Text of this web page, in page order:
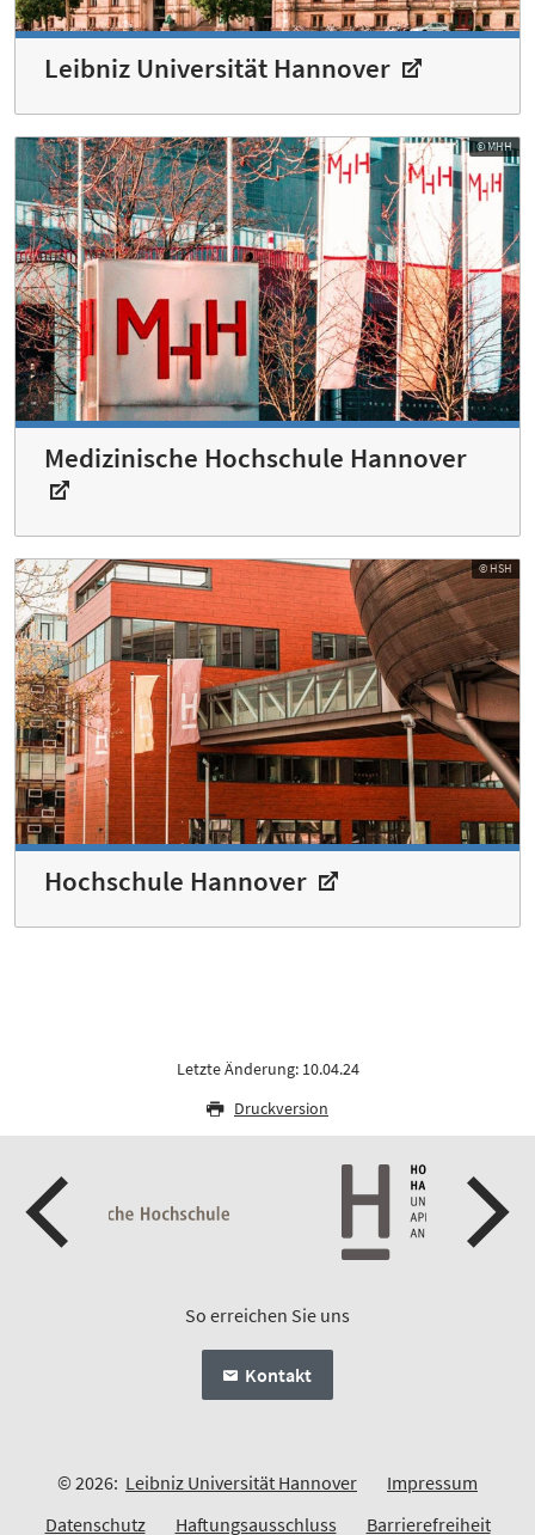
Leibniz Universität Hannover
© MHH
Medizinische Hochschule Hannover
© HSH
Hochschule Hannover
Letzte Änderung: 10.04.24
Druckversion
So erreichen Sie uns
Kontakt
© 2026: Leibniz Universität Hannover
Impressum
Datenschutz
Haftungsausschluss Barrierefreiheit